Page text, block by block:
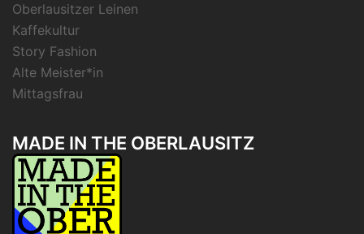
Oberlausitzer Leinen
Kaffekultur
Story Fashion
Alte Meister*in
Mittagsfrau
MADE IN THE OBERLAUSITZ